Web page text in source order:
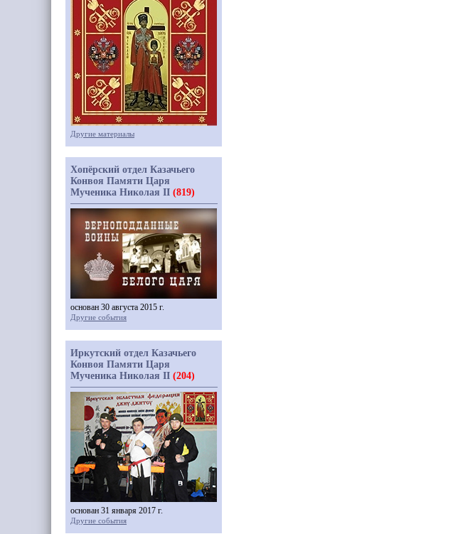
Другие материалы
Хопёрский отдел Казачьего
Конвоя Памяти Царя
Мученика Николая II (819)
основан 30 августа 2015 г.
Другие события
Иркутский отдел Казачьего
Конвоя Памяти Царя
Мученика Николая II (204)
основан 31 января 2017 г.
Другие события